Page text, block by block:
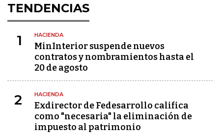
TENDENCIAS
1 HACIENDA
MinInterior suspende nuevos
contratos y nombramientos hasta el
20 de agosto
2 HACIENDA
Exdirector de Fedesarrollo califica
como "necesaria" la eliminación de
impuesto al patrimonio